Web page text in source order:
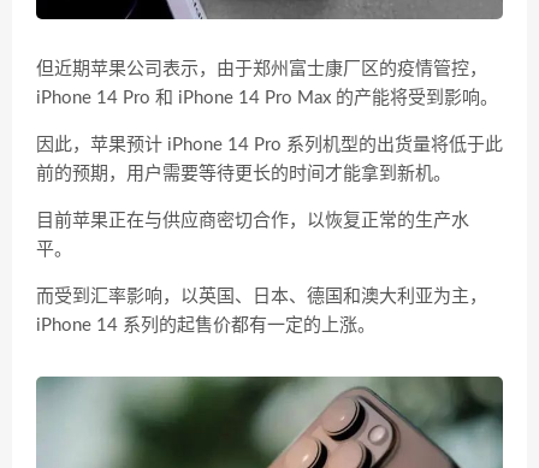
但近期苹果公司表示，由于郑州富士康厂区的疫情管控，
iPhone 14 Pro 和 iPhone 14 Pro Max 的产能将受到影响。
因此，苹果预计 iPhone 14 Pro 系列机型的出货量将低于此
前的预期，用户需要等待更长的时间才能拿到新机。
目前苹果正在与供应商密切合作，以恢复正常的生产水
平。
而受到汇率影响，以英国、日本、德国和澳大利亚为主，
iPhone 14 系列的起售价都有一定的上涨。